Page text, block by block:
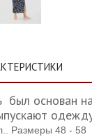
основан
Размеры 48 - 58